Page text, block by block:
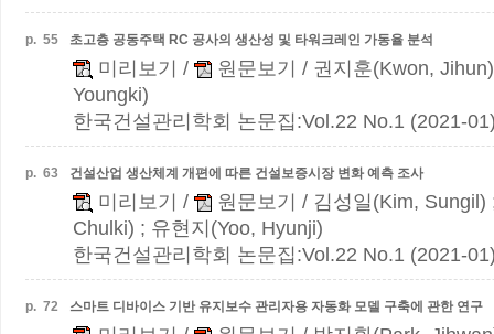
p. 55 초고층 공동주택 RC 공사의 생산성 및 타워크레인 가동율 분석
미리보기 / 원문보기
/ 권지훈(Kwon,
Youngki)
한국건설관리학회 논문집:Vol.22 No.1 (2021-
p. 63 건설산업 생산체계 개편에 따른 건설보증시장 변화 예측 조사
미리보기 / 원문보기
/ 김성일(Kim, Sungil)
Chulki) ; 유현지(Yoo, Hyunji)
한국건설관리학회 논문집:Vol.22 No.1 (2021-
p. 72 스마트 디바이스 기반 유지보수 관리자용 자동화 모델 구축에 관한 연구